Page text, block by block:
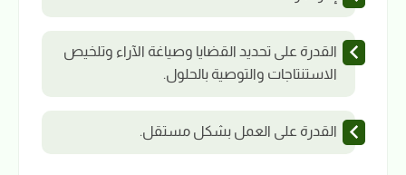
القدرة على تحديد القضايا وصياغة الآراء وتلخيص
الاستنتاجات والتوصية بالحلول.
القدرة على العمل بشكل مستقل.